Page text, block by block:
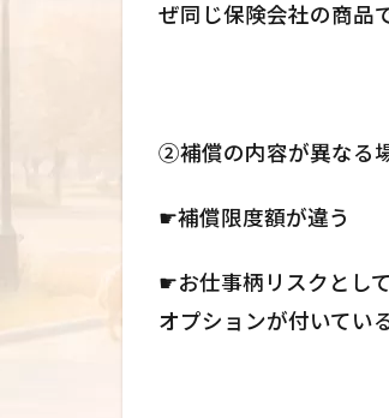
ぜ同じ保険会社の商品
②補償の内容が異なる
☛補償限度額が違う
☛お仕事柄リスクとし
オプションが付いてい